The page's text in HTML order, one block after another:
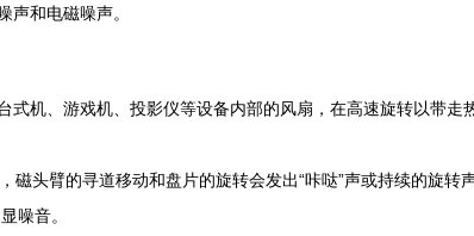
声和电磁噪声。
式机、游戏机、投影仪等设备内部的风扇，在高速旋转以带
磁头臂的寻道移动和盘片的旋转会发出“咔哒”声或持续的旋转
噪音。